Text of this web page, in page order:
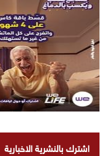
اشترك بالنشرية الاخبارية